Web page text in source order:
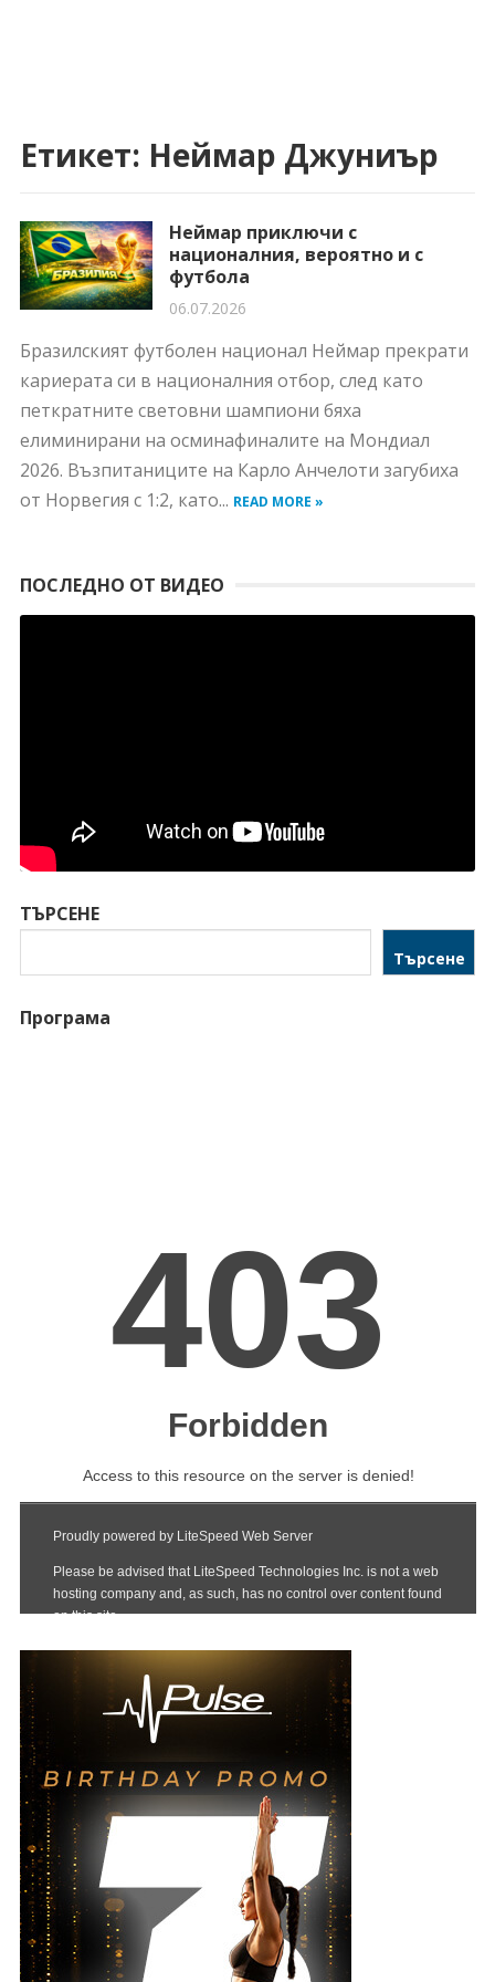
Етикет: Неймар Джуниър
Неймар приключи с
националния, вероятно и с
футбола
06.07.2026
Бразилският футболен национал Неймар прекрати
кариерата си в националния отбор, след като
петкратните световни шампиони бяха
елиминирани на осминафиналите на Мондиал
2026. Възпитаниците на Карло Анчелоти загубиха
от Норвегия с 1:2, като... READ MORE »
ПОСЛЕДНО ОТ ВИДЕО
ТЪРСЕНЕ
Търсене
Програма